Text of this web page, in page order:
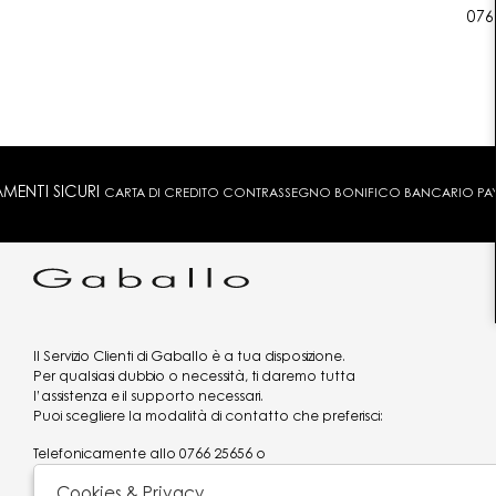
SICURI CARTA DI CREDITO CONTRASSEGNO BONIFICO BANCARIO
Il Servizio Clienti di Gaballo è a tua disposizione.
Per qualsiasi dubbio o necessità, ti daremo tutta
l’assistenza e il supporto necessari.
Puoi scegliere la modalità di contatto che preferisci:
Telefonicamente allo 0766 25656 o